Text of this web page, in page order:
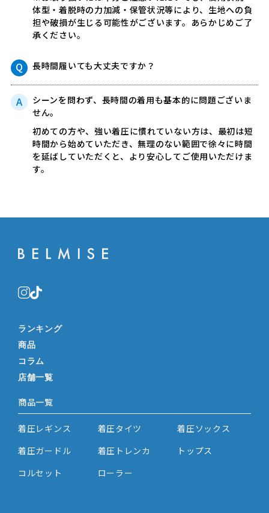
体型・着脱時の力加減・保管状況等により、生地への負
担や破損が生じる可能性がございます。あらかじめご了
承ください。
長時間履いても大丈夫ですか？
シーンを問わず、長時間の着用も基本的に問題ございま
せん。
初めての方や、強い着圧に慣れていない方は、最初は短
時間から始めていただき、無理のない範囲で徐々に時間
を延ばしていただくと、より安心してご使用いただけま
す。
ランキング
商品
コラム
店舗一覧
商品一覧
着圧レギンス 着圧タイツ
着圧ソックス
着圧ガードル
着圧トレンカ
トップス
コルセット
ローラー